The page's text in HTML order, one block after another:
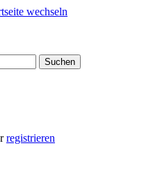
Suchen
registrieren